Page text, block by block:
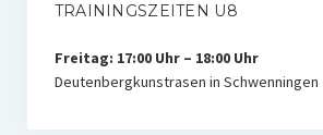
TRAININGSZEITEN U8
Freitag: 17:00 Uhr – 18:00 Uhr
Deutenbergkunstrasen in Schwenningen